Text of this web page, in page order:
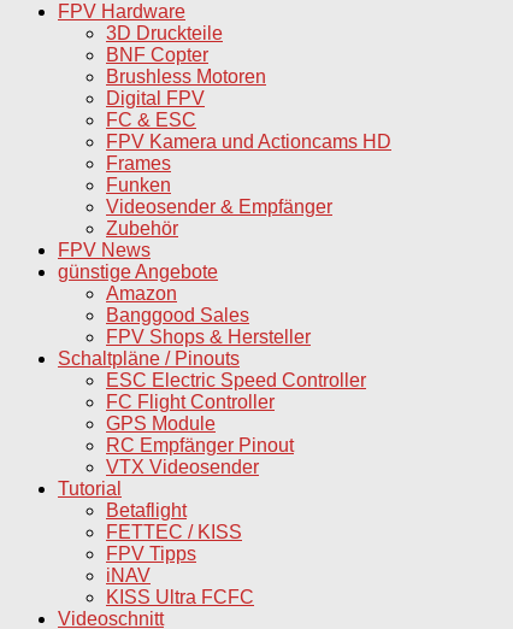
FPV Hardware
3D Druckteile
BNF Copter
Brushless Motoren
Digital FPV
FC & ESC
FPV Kamera und Actioncams HD
Frames
Funken
Videosender & Empfänger
Zubehör
FPV News
günstige Angebote
Amazon
Banggood Sales
FPV Shops & Hersteller
Schaltpläne / Pinouts
ESC Electric Speed Controller
FC Flight Controller
GPS Module
RC Empfänger Pinout
VTX Videosender
Tutorial
Betaflight
FETTEC / KISS
FPV Tipps
iNAV
KISS Ultra FCFC
Videoschnitt